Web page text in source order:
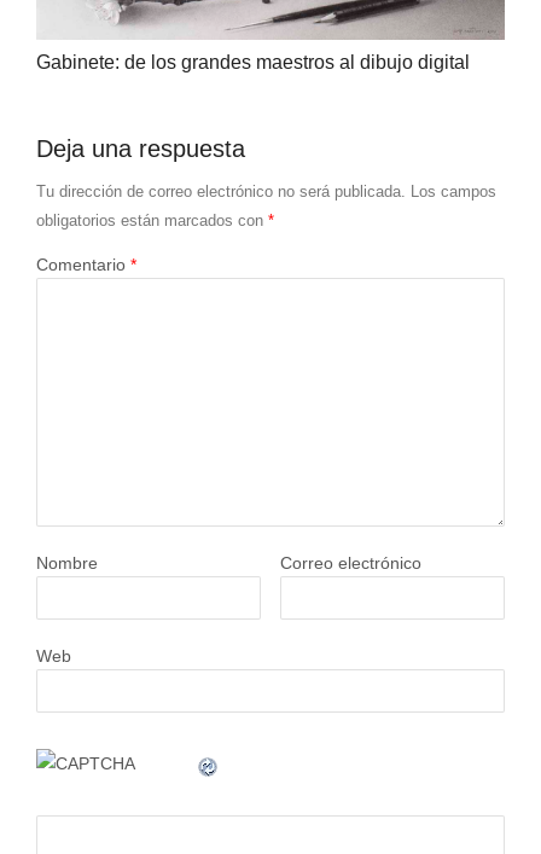
Gabinete: de los grandes maestros al dibujo digital
Deja una respuesta
Tu dirección de correo electrónico no será publicada. Los campos
obligatorios están marcados con *
Comentario *
Nombre Correo electrónico
Web